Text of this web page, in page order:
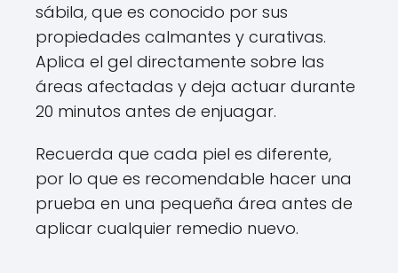
sábila, que es conocido por sus
propiedades calmantes y curativas.
Aplica el gel directamente sobre las
áreas afectadas y deja actuar durante
20 minutos antes de enjuagar.
Recuerda que cada piel es diferente,
por lo que es recomendable hacer una
prueba en una pequeña área antes de
aplicar cualquier remedio nuevo.